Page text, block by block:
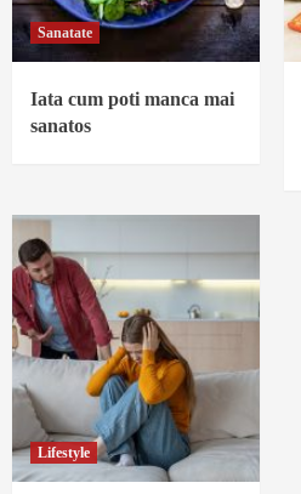
Sanatate
Iata cum poti manca mai
sanatos
Lifestyle